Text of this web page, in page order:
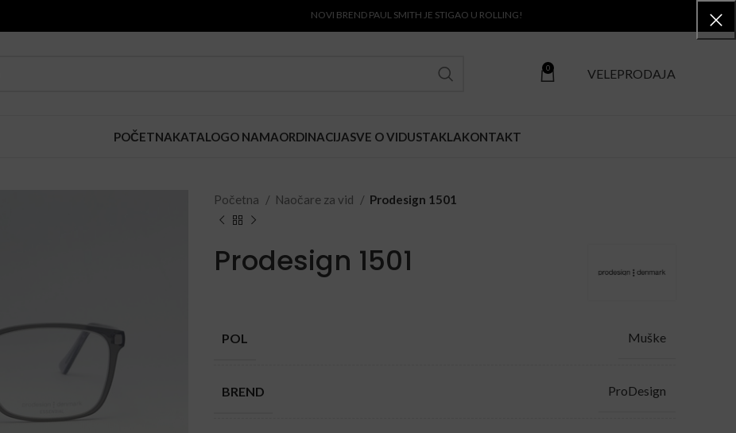
NOVI BREND PAUL SMITH JE STIGAO U ROLLING!
0 VELEPRODAJA
POČETNAKATALOGO NAMAORDINACIJASVE O VIDUSTAKLAKONTAKT
Početna Naočare za vid Prodesign 1501
Prodesign 1501
POL Muške
BREND ProDesign